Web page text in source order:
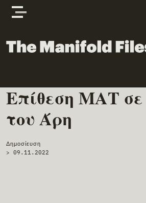
Skip to content
The Manifold Files
Main Page Content
Δημοσίευση
> 09.11.2022
Επίθεση ΜΑΤ σε
του Άρη